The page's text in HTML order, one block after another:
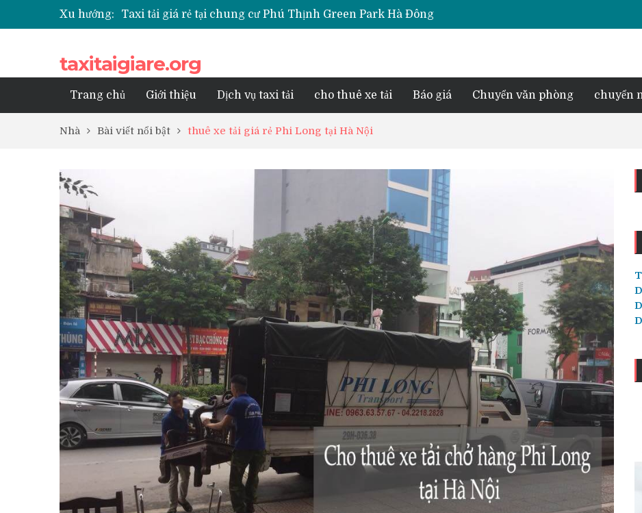
Xu hướng:
Taxi tải giá rẻ tại chung cư Park Kiara Hà Đông
Taxi tải giá rẻ tại chung cư Grande Park Phú Lãm
Taxi tải giá rẻ tại chung cư BID Residence Tố Hữu
taxitaigiare.org
Trang chủ Giới thiệu Dịch vụ taxi tải cho thuê xe tải Báo giá Chuyển văn phòng chuyển
Nhà Bài viết nổi bật thuê xe tải giá rẻ Phi Long tại Hà Nội